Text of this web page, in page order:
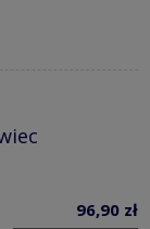
96,90 zł